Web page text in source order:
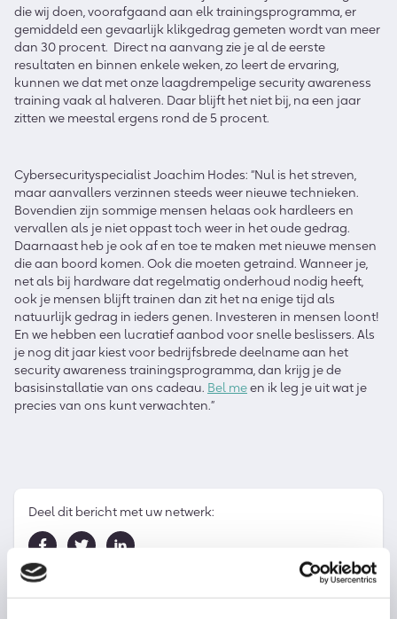
die wij doen, voorafgaand aan elk trainingsprogramma, er
gemiddeld een gevaarlijk klikgedrag gemeten wordt van meer
dan 30 procent. Direct na aanvang zie je al de eerste
resultaten en binnen enkele weken, zo leert de ervaring,
kunnen we dat met onze laagdrempelige security awareness
training vaak al halveren. Daar blijft het niet bij, na een jaar
zitten we meestal ergens rond de 5 procent.
Cybersecurityspecialist Joachim Hodes: “Nul is het streven,
maar aanvallers verzinnen steeds weer nieuwe technieken.
Bovendien zijn sommige mensen helaas ook hardleers en
vervallen als je niet oppast toch weer in het oude gedrag.
Daarnaast heb je ook af en toe te maken met nieuwe mensen
die aan boord komen. Ook die moeten getraind. Wanneer je,
net als bij hardware dat regelmatig onderhoud nodig heeft,
ook je mensen blijft trainen dan zit het na enige tijd als
natuurlijk gedrag in ieders genen. Investeren in mensen loont!
En we hebben een lucratief aanbod voor snelle beslissers. Als
je nog dit jaar kiest voor bedrijfsbrededeelname aan het
security awareness trainingsprogramma, dan krijg je de
basisinstallatie van ons cadeau. Bel meen ik leg je uit wat je
precies van ons kunt verwachten.”
Deel dit bericht met uw netwerk: